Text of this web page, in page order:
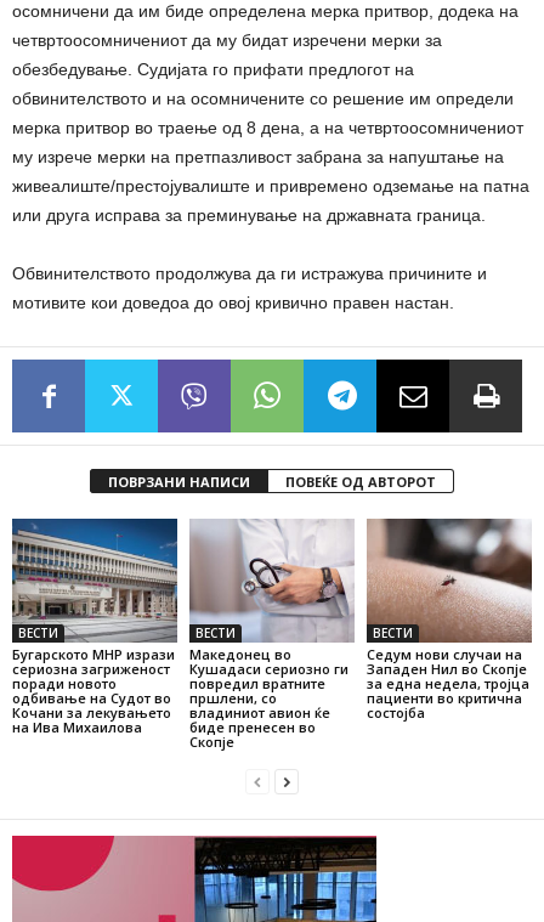
осомничени да им биде определена мерка притвор, додека на
четвртоосомничениот да му бидат изречени мерки за
обезбедување. Судијата го прифати предлогот на
обвинителството и на осомничените со решение им определи
мерка притвор во траење од 8 дена, а на четвртоосомничениот
му изрече мерки на претпазливост забрана за напуштање на
живеалиште/престојувалиште и привремено одземање на патна
или друга исправа за преминување на државната граница.
Обвинителството продолжува да ги истражува причините и
мотивите кои доведоа до овој кривично правен настан.
ПОВРЗАНИ НАПИСИ ПОВЕЌЕ ОД АВТОРОТ
ВЕСТИ
Бугарското МНР изрази
сериозна загриженост
поради новото
одбивање на Судот во
Кочани за лекувањето
на Ива Михаилова
ВЕСТИ
Македонец во
Кушадаси сериозно ги
повредил вратните
пршлени, со
владиниот авион ќе
биде пренесен во
Скопје
ВЕСТИ
Седум нови случаи на
Западен Нил во Скопје
за една недела, тројца
пациенти во критична
состојба